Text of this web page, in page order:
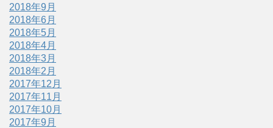
2018年9月
2018年6月
2018年5月
2018年4月
2018年3月
2018年2月
2017年12月
2017年11月
2017年10月
2017年9月